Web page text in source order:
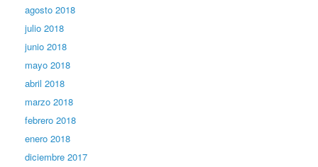
agosto 2018
julio 2018
junio 2018
mayo 2018
abril 2018
marzo 2018
febrero 2018
enero 2018
diciembre 2017